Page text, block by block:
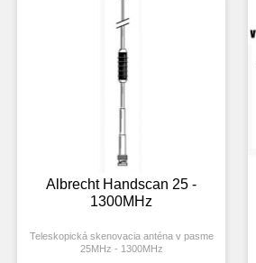
Albrecht Handscan 25 -
1300MHz
Teleskopická skenovacia anténa v pasme
25MHz - 1300MHz